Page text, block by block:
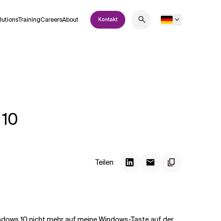
TrainingCareersAbout Kontakt
Teilen